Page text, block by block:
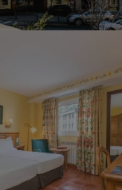
ricercatore